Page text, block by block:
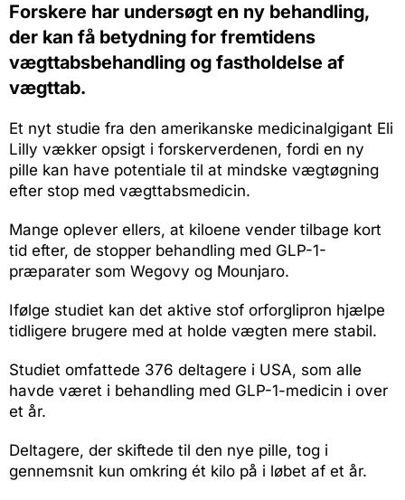
Forskere har undersøgt en ny behandling,
der kan få betydning for fremtidens
vægttabsbehandling og fastholdelse af
vægttab.
Et nyt studie fra den amerikanske medicinalgigant Eli
Lilly vækker opsigt i forskerverdenen, fordi en ny
pille kan have potentiale til at mindske vægtøgning
efter stop med vægttabsmedicin.
Mange oplever ellers, at kiloene vender tilbage kort
tid efter, de stopper behandling med GLP-1-
præparater som Wegovy og Mounjaro.
Ifølge studiet kan det aktive stof orforglipron hjælpe
tidligere brugere med at holde vægten mere stabil.
Studiet omfattede 376 deltagere i USA, som alle
havde været i behandling med GLP-1-medicin i over
et år.
Deltagere, der skiftede til den nye pille, tog i
gennemsnit kun omkring ét kilo på i løbet af et år.